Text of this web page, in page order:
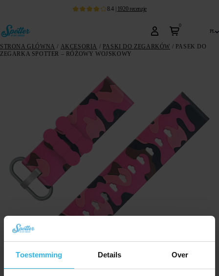
Toestemming Details Over
8.4 | 1920 recenzje
0
pl
STRONA GŁÓWNA / AKCESORIA / PASKI DO ZEGARKÓW / PASEK DO
ZEGARKA SPOTTER – RÓŻOWY WOJSKOWY